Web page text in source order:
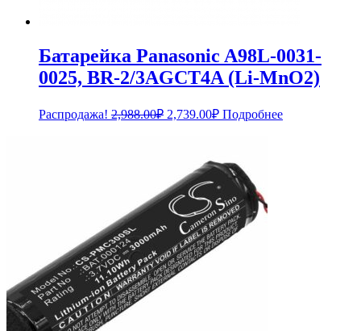
Батарейка Panasonic A98L-0031-
0025, BR-2/3AGCT4A (Li-MnO2)
Распродажа! 2,988.00₽ Первоначальная
2,739.00₽Текущая
цена:
Подробнее